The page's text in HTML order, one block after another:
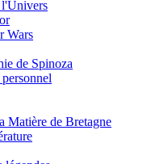
l'Univers
Wars
de Spinoza
Matière de Bretagne